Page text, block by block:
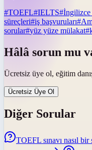
#TOEFL#IELTS#
süreçleri#iş başvuruları#
sorular#yüz yüze mülakat#
Hâlâ sorun mu
Ücretsiz üye ol, eğitim
Ücretsiz Üye Ol
Diğer Sorular
TOEFL sınavı nasıl bir